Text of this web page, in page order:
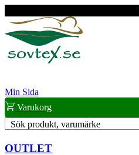
Min Sida
Varukorg
Sök produkt, varumärke
OUTLET